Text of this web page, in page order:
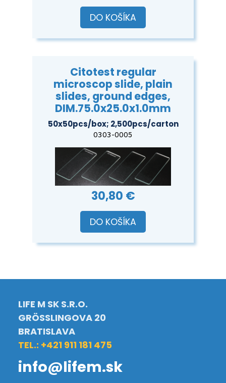
DO KOŠÍKA
Citotest regular
microscop slide, plain
slides, ground edges,
DIM.75.0x25.0x1.0mm
50x50pcs/box; 2,500pcs/carton
0303-0005
30,80 €
DO KOŠÍKA
LIFE M SK S.R.O.
GRÖSSLINGOVA 20
BRATISLAVA
TEL.: +421 911 181 475
info@lifem.sk